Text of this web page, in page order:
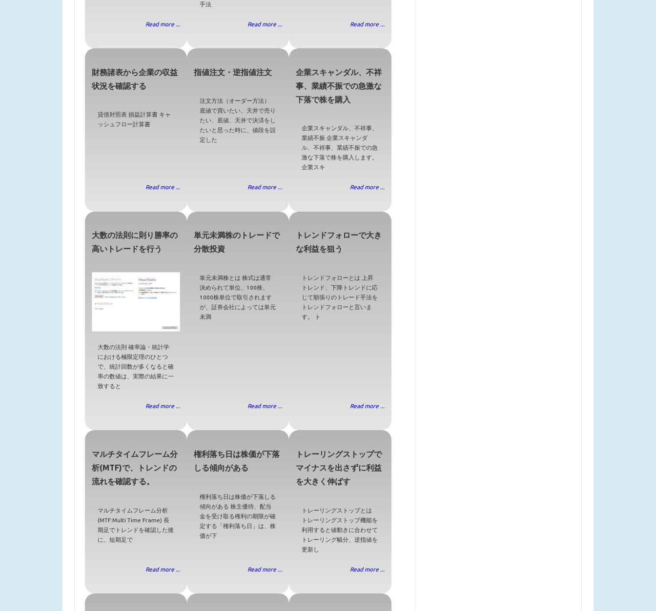
Read more ...
手法
Read more ... Read more ...
財務諸表から企業の収益
状況を確認する
貸借対照表 損益計算書 キャ
ッシュフロー計算書
Read more ...
指値注文・逆指値注文
注文方法（オーダー方法）
底値で買いたい、天井で売り
たい、底値、天井で決済をし
たいと思った時に、値段を設
定した
Read more ...
企業スキャンダル、不祥
事、業績不振での急激な
下落で株を購入
企業スキャンダル、不祥事、
業績不振 企業スキャンダ
ル、不祥事、業績不振での急
激な下落で株を購入します。
企業スキ
Read more ...
大数の法則に則り勝率の
高いトレードを行う
大数の法則 確率論・統計学
における極限定理のひとつ
で、統計回数が多くなると確
率の数値は、実際の結果に一
致すると
Read more ...
単元未満株のトレードで
分散投資
単元未満株とは 株式は通常
決められて単位、100株、
1000株単位で取引されます
が、証券会社によっては単元
未満
Read more ...
トレンドフォローで大き
な利益を狙う
トレンドフォローとは 上昇
トレンド、下降トレンドに応
じて順張りのトレード手法を
トレンドフォローと言いま
す。 ト
Read more ...
マルチタイムフレーム分
析(MTF)で、トレンドの
流れを確認する。
マルチタイムフレーム分析
(MTF:Multi Time Frame) 長
期足でトレンドを確認した後
に、短期足で
Read more ...
権利落ち日は株価が下落
しる傾向がある
権利落ち日は株価が下落しる
傾向がある 株主優待、配当
金を受け取る権利の期限が確
定する「権利落ち日」は、株
価が下
Read more ...
トレーリングストップで
マイナスを出さずに利益
を大きく伸ばす
トレーリングストップとは
トレーリングストップ機能を
利用すると値動きに合わせて
トレーリング幅分、逆指値を
更新し
Read more ...